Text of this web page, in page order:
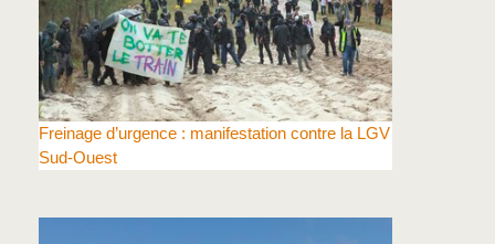
Freinage d’urgence : manifestation contre la LGV
Sud-Ouest